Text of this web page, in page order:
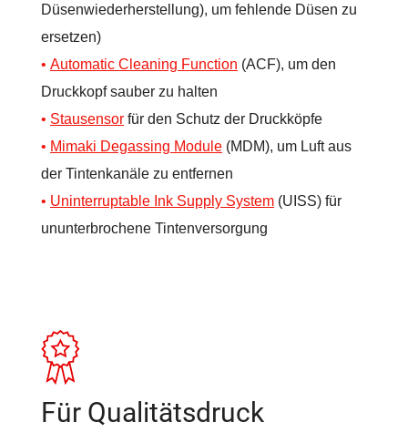
Düsenwiederherstellung), um fehlende Düsen zu
ersetzen)
Automatic Cleaning Function (ACF), um den
Druckkopf sauber zu halten
Stausensor für den Schutz der Druckköpfe
Mimaki Degassing Module (MDM), um Luft aus
der Tintenkanäle zu entfernen
Uninterruptable Ink Supply System (UISS) für
ununterbrochene Tintenversorgung
Für Qualitätsdruck